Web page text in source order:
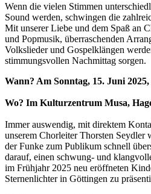
Wenn die vielen Stimmen
Sound werden, schwingen die
Mit unserer Liebe und dem Spaß an
und Popmusik, überraschenden
Volkslieder und Gospelklängen
stimmungsvollen Nachmittag sorgen.
Wann? Am Sonntag, 15. Juni
Wo? Im Kulturzentrum Musa,
Immer auswendig, mit direktem
unserem Chorleiter Thorsten Seydler
der Funke zum Publikum schnell
darauf, einen schwung- und
im Frühjahr 2025 neu eröffneten
Sternenlichter in Göttingen zu